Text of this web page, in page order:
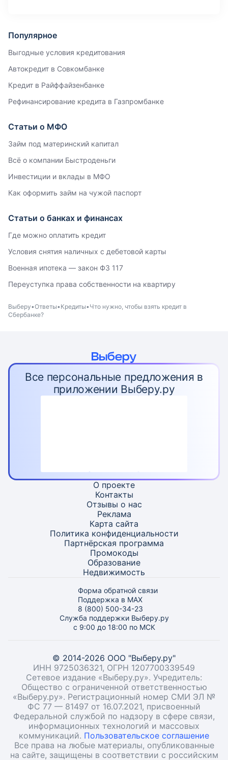
Популярное
Выгодные условия кредитования
Автокредит в Совкомбанке
Кредит в Райффайзенбанке
Рефинансирование кредита в Газпромбанке
Статьи о МФО
Займ под материнский капитал
Всё о компании Быстроденьги
Инвестиции и вклады в МФО
Как оформить займ на чужой паспорт
Статьи о банках и финансах
Где можно оплатить кредит
Условия снятия наличных с дебетовой карты
Военная ипотека — закон ФЗ 117
Переуступка права собственности на квартиру
Выберу Ответы Кредиты Что нужно, чтобы взять кредит в
Сбербанке?
Все персональные предложения в
приложении Выберу.ру
О проекте
Контакты
Отзывы о нас
Реклама
Карта сайта
Политика конфиденциальности
Партнёрская программа
Промокоды
Образование
Недвижимость
Форма обратной связи
Поддержка в MAX
8 (800) 500-34-23
Служба поддержки Выберу.ру
с 9:00 до 18:00 по МСК
© 2014-2026 ООО "Выберу.ру"
ИНН 9725036321, ОГРН 1207700339549
Сетевое издание «Выберу.ру». Учредитель:
Общество с ограниченной ответственностью
«Выберу.ру». Регистрационный номер СМИ ЭЛ №
ФС 77 — 81497 от 16.07.2021, присвоенный
Федеральной службой по надзору в сфере связи,
информационных технологий и массовых
коммуникаций. Пользовательское соглашение
Все права на любые материалы, опубликованные
на сайте, защищены в соответствии с российским